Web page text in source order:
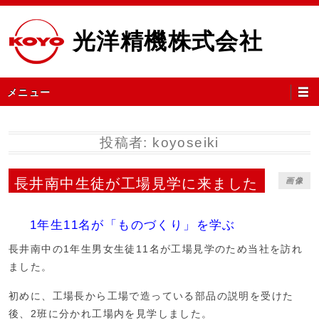
コ
テ
ツ
へ
キ
ッ
プ
光洋精機株式会社
ニ
ー
メニュー
投稿者: koyoseiki
長井南中生徒が工場見学に来ました 画像
1年生11名が「ものづくり」を学ぶ
長井南中の1年生男女生徒11名が工場見学のため当社を訪れ
ました。
初めに、工場長から工場で造っている部品の説明を受けた
後、2班に分かれ工場内を見学しました。